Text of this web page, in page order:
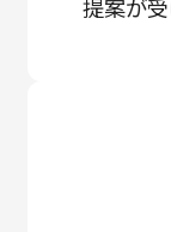
提案が受